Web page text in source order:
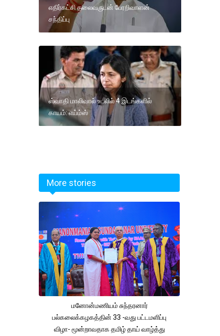
எதிர்கட்சி தலைவருடன் பேரறிவாளன்
சந்திப்பு
ஸ்வாதி மாலிவால் உடலில் 4 இடங்களில்
காயம்: எய்ம்ஸ்
More stories
மனோன்மணியம் சுந்தரனார்
பல்கலைக்கழகத்தின் 33 -வது பட்டமளிப்பு
விழா- மூன்றாவதாக தமிழ் தாய் வாழ்த்து